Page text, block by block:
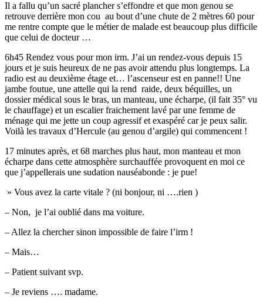
Il a fallu qu’un sacré plancher s’effondre et que mon genou se
retrouve derrière mon cou au bout d’une chute de 2 mètres 60 pour
me rentre compte que le métier de malade est beaucoup plus difficile
que celui de docteur …
6h45 Rendez vous pour mon irm. J’ai un rendez-vous depuis 15
jours et je suis heureux de ne pas avoir attendu plus longtemps. La
radio est au deuxième étage et… l’ascenseur est en panne!! Une
jambe foutue, une attelle qui la rend raide, deux béquilles, un
dossier médical sous le bras, un manteau, une écharpe, (il fait 35° vu
le chauffage) et un escalier fraichement lavé par une femme de
ménage qui me jette un coup agressif et exaspéré car je peux salir.
Voilà les travaux d’Hercule (au genou d’argile) qui commencent !
17 minutes après, et 68 marches plus haut, mon manteau et mon
écharpe dans cette atmosphère surchauffée provoquent en moi ce
que j’appellerais une sudation nauséabonde : je pue!
» Vous avez la carte vitale ? (ni bonjour, ni ….rien )
– Non, je l’ai oublié dans ma voiture.
– Allez la chercher sinon impossible de faire l’irm !
– Mais…
– Patient suivant svp.
– Je reviens …. madame.